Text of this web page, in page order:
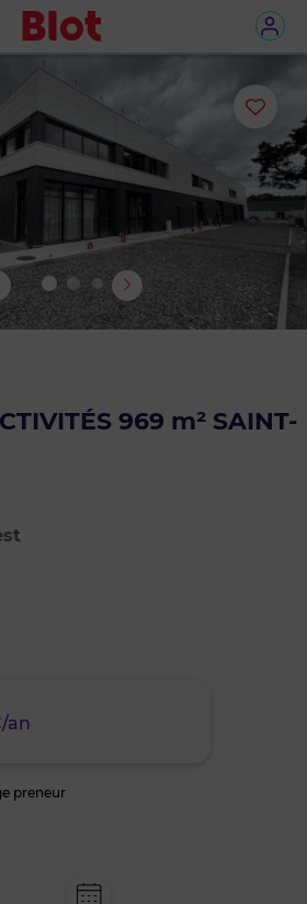
ou
bien
969 m² SAINT-
an
preneur